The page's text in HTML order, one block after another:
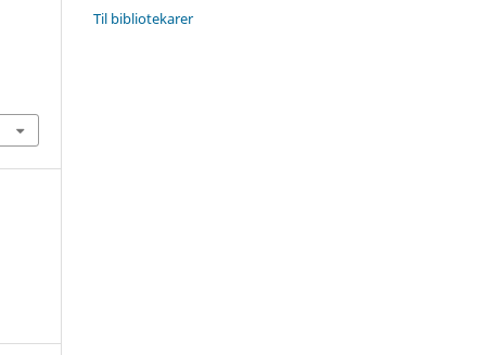
Til bibliotekarer